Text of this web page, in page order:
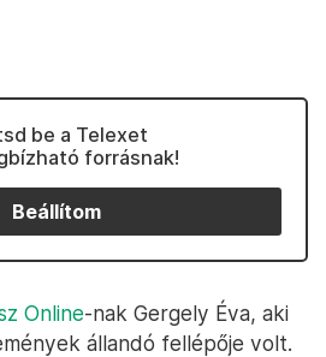
be a Telexet
forrásnak!
Beállítom
Online-nak Gergely Éva, aki
állandó fellépője volt.